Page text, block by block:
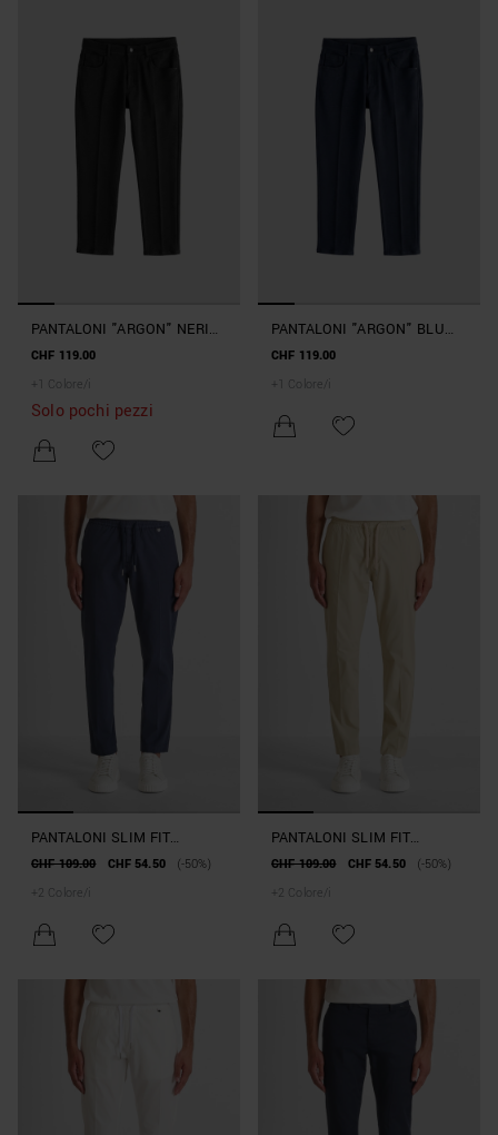
PANTALONI "ARGON" NERI
SLIM FIT ALLA CAVIGLIA
CHF 119.00
+
Colore/i
Solo pochi pezzi
PANTALONI "ARGON" BLU
MARINE SLIM FIT ALLA
CHF 119.00
+
Colore/i
PANTALONI SLIM FIT
"SALEM" IN COTONE
CHF 109.00 CHF 54.50
(-50%)
+ 2 Colore/i
PANTALONI SLIM FIT
"SALEM" IN COTONE
CHF 109.00 CHF 54.50
(-50%)
+ 2 Colore/i